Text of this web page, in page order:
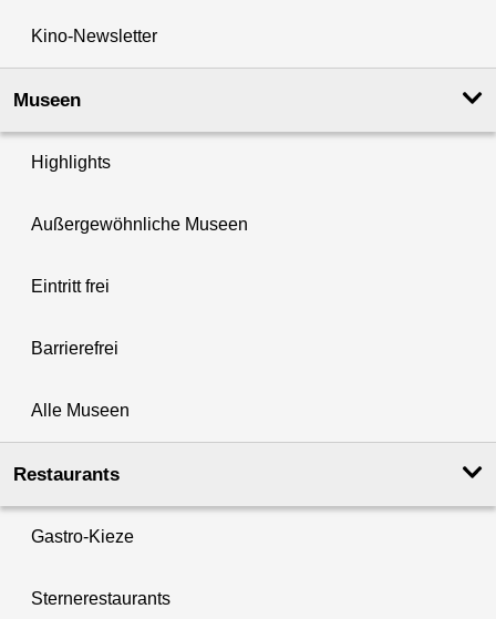
Kino-Newsletter
Museen
Highlights
Außergewöhnliche Museen
Eintritt frei
Barrierefrei
Alle Museen
Restaurants
Gastro-Kieze
Sternerestaurants